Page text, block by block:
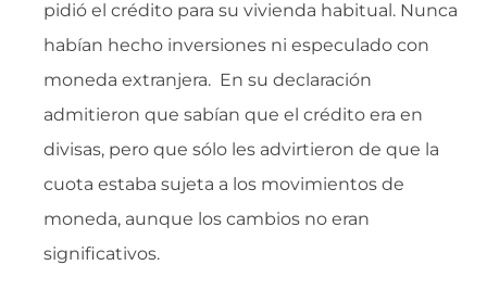
pidió el crédito para su vivienda habitual. Nunca
habían hecho inversiones ni especulado con
moneda extranjera. En su declaración
admitieron que sabían que el crédito era en
divisas, pero que sólo les advirtieron de que la
cuota estaba sujeta a los movimientos de
moneda, aunque los cambios no eran
significativos.